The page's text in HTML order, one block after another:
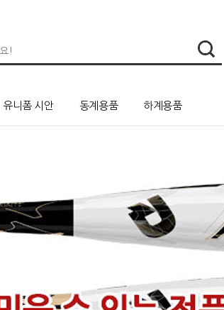
유니폼 시안 동계용품 하계용품